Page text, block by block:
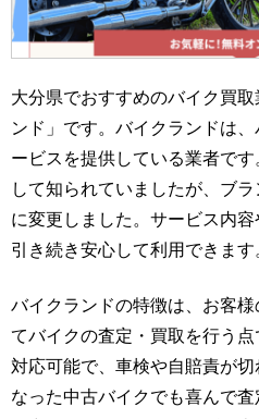
大分県でおすすめのバイク買
ンド」です。バイクランドは
ービスを提供している業者で
して知られていましたが、ブラ
に変更しました。サービス内容
引き続き安心して利用できます
バイクランドの特徴は、お客
てバイクの査定・買取を行う
対応可能で、車検や自賠責が切
なった中古バイクでも喜んで